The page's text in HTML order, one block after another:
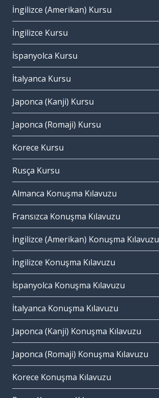
İngilizce (Amerikan) Kursu
İngilizce Kursu
İspanyolca Kursu
İtalyanca Kursu
Japonca (Kanji) Kursu
Japonca (Romaji) Kursu
Korece Kursu
Rusça Kursu
Almanca Konuşma Kılavuzu
Fransızca Konuşma Kılavuzu
İngilizce (Amerikan) Konuşma Kılavuzu
İngilizce Konuşma Kılavuzu
İspanyolca Konuşma Kılavuzu
İtalyanca Konuşma Kılavuzu
Japonca (Kanji) Konuşma Kılavuzu
Japonca (Romaji) Konuşma Kılavuzu
Korece Konuşma Kılavuzu